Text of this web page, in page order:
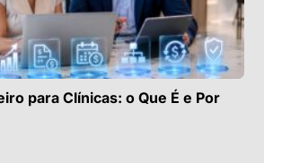
para Clínicas: o Que É e Por